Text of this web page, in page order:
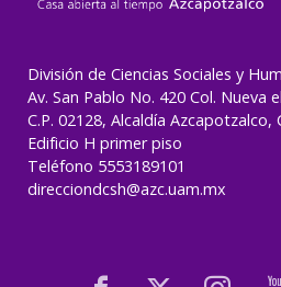
División de Ciencias Sociales y
Av. San Pablo No. 420 Col. Nueva
C.P. 02128, Alcaldía Azcapotzalco,
Edificio H primer piso
Teléfono 5553189101
direcciondcsh@azc.uam.mx